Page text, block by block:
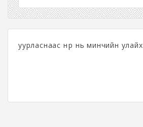
уурласнаас нүүр нь минчийн улайх